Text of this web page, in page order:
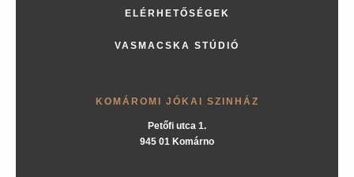
ELÉRHETŐSÉGEK
VASMACSKA STÚDIÓ
KOMÁROMI JÓKAI SZINHÁZ
Petőfi utca 1.
945 01 Komárno